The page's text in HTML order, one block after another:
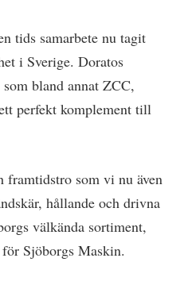
tids samarbete nu tagit
i Sverige. Doratos
bland annat ZCC,
perfekt komplement till
framtidstro som vi nu även
hållande och drivna
välkända sortiment,
Sjöborgs Maskin.